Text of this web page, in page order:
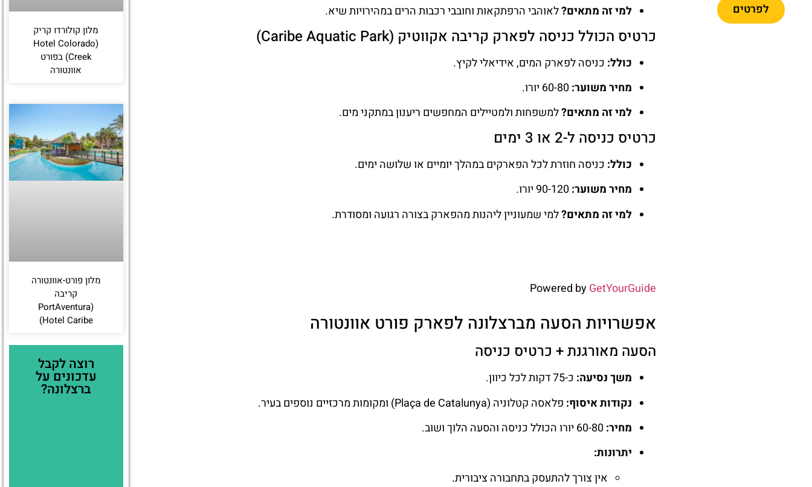
לפרטים
למי זה מתאים?לאוהבי הרפתקאות וחובבי רכבות הרים במהירויות שיא.
כרטיס הכולל כניסה לפארק קריבה אקווטיק (Caribe Aquatic Park)
כולל: כניסה לפארק המים, אידיאלי לקיץ.
מחיר משוער:60-80 יורו.
למי זה מתאים?למשפחות ולמטיילים המחפשים ריענון במתקני מים.
כרטיס כניסה ל-2 או 3 ימים
כולל: כניסה חוזרת לכל הפארקים במהלך יומיים או שלושה ימים.
מחיר משוער:90-120 יורו.
למי זה מתאים?למי שמעוניין ליהנות מהפארק בצורה רגועה ומסודרת.
Powered byGetYourGuide
אפשרויות הסעה מברצלונה לפארק פורט אוונטורה
הסעה מאורגנת + כרטיס כניסה
משך נסיעה: כ-75 דקות לכל כיוון.
נקודות איסוף: פלאסה קטלוניה (Plaça de Catalunya) ומקומות מרכזיים נוספים בעיר.
מחיר:60-80 יורו הכולל כניסה והסעה הלוך ושוב.
יתרונות:
אין צורך להתעסק בתחבורה ציבורית.
מלון קולורדו קריק
(Hotel Colorado
Creek) בפורט
אוונטורה
מלון פורט-אוונטורה
קריבה
(PortAventura
Hotel Caribe)
רוצה לקבל
עדכונים על
ברצלונה?